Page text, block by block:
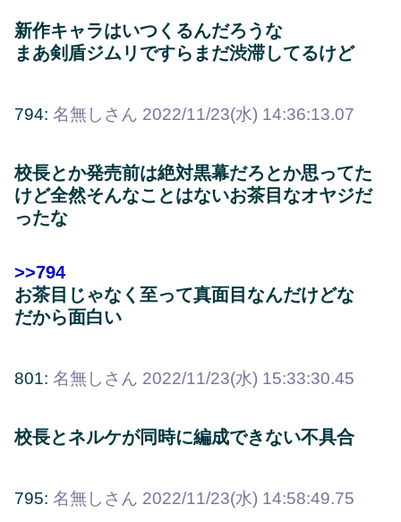
新作キャラはいつくるんだろうな
まあ剣盾ジムリですらまだ渋滞してるけど
794: 名無しさん 2022/11/23(水) 14:36:13.07
校長とか発売前は絶対黒幕だろとか思ってた
けど全然そんなことはないお茶目なオヤジだ
ったな
>>794
お茶目じゃなく至って真面目なんだけどな
だから面白い
801: 名無しさん 2022/11/23(水) 15:33:30.45
校長とネルケが同時に編成できない不具合
795: 名無しさん 2022/11/23(水) 14:58:49.75